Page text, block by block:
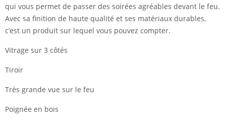
qui vous permet de passer des soirées agréables devant le feu.
Avec sa finition de haute qualité et ses matériaux durables,
c’est un produit sur lequel vous pouvez compter.
Vitrage sur 3 côtés
Tiroir
Très grande vue sur le feu
Poignée en bois